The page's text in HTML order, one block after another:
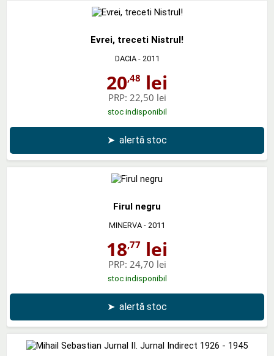
Evrei, treceti Nistrul!
DACIA- 2011
20,48 lei
PRP: 22,50 lei
stoc indisponibil
➤ alertă stoc
Firul negru
MINERVA - 2011
18,77 lei
PRP: 24,70 lei
stoc indisponibil
➤ alertă stoc